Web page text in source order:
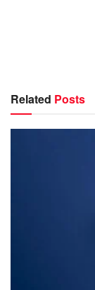
Related Posts